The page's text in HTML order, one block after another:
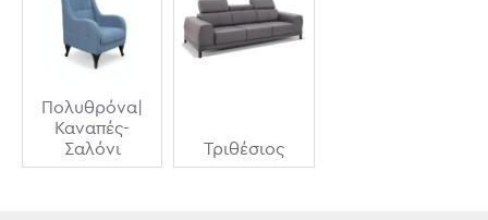
Πολυθρόνα|
Καναπές-
Σαλόνι
Τριθέσιος